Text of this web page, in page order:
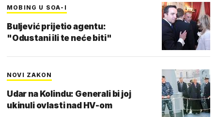
MOBING U SOA-I
Buljević prijetio agentu:
"Odustani ili te neće biti"
NOVI ZAKON
Udar na Kolindu: Generali bi joj
ukinuli ovlasti nad HV-om